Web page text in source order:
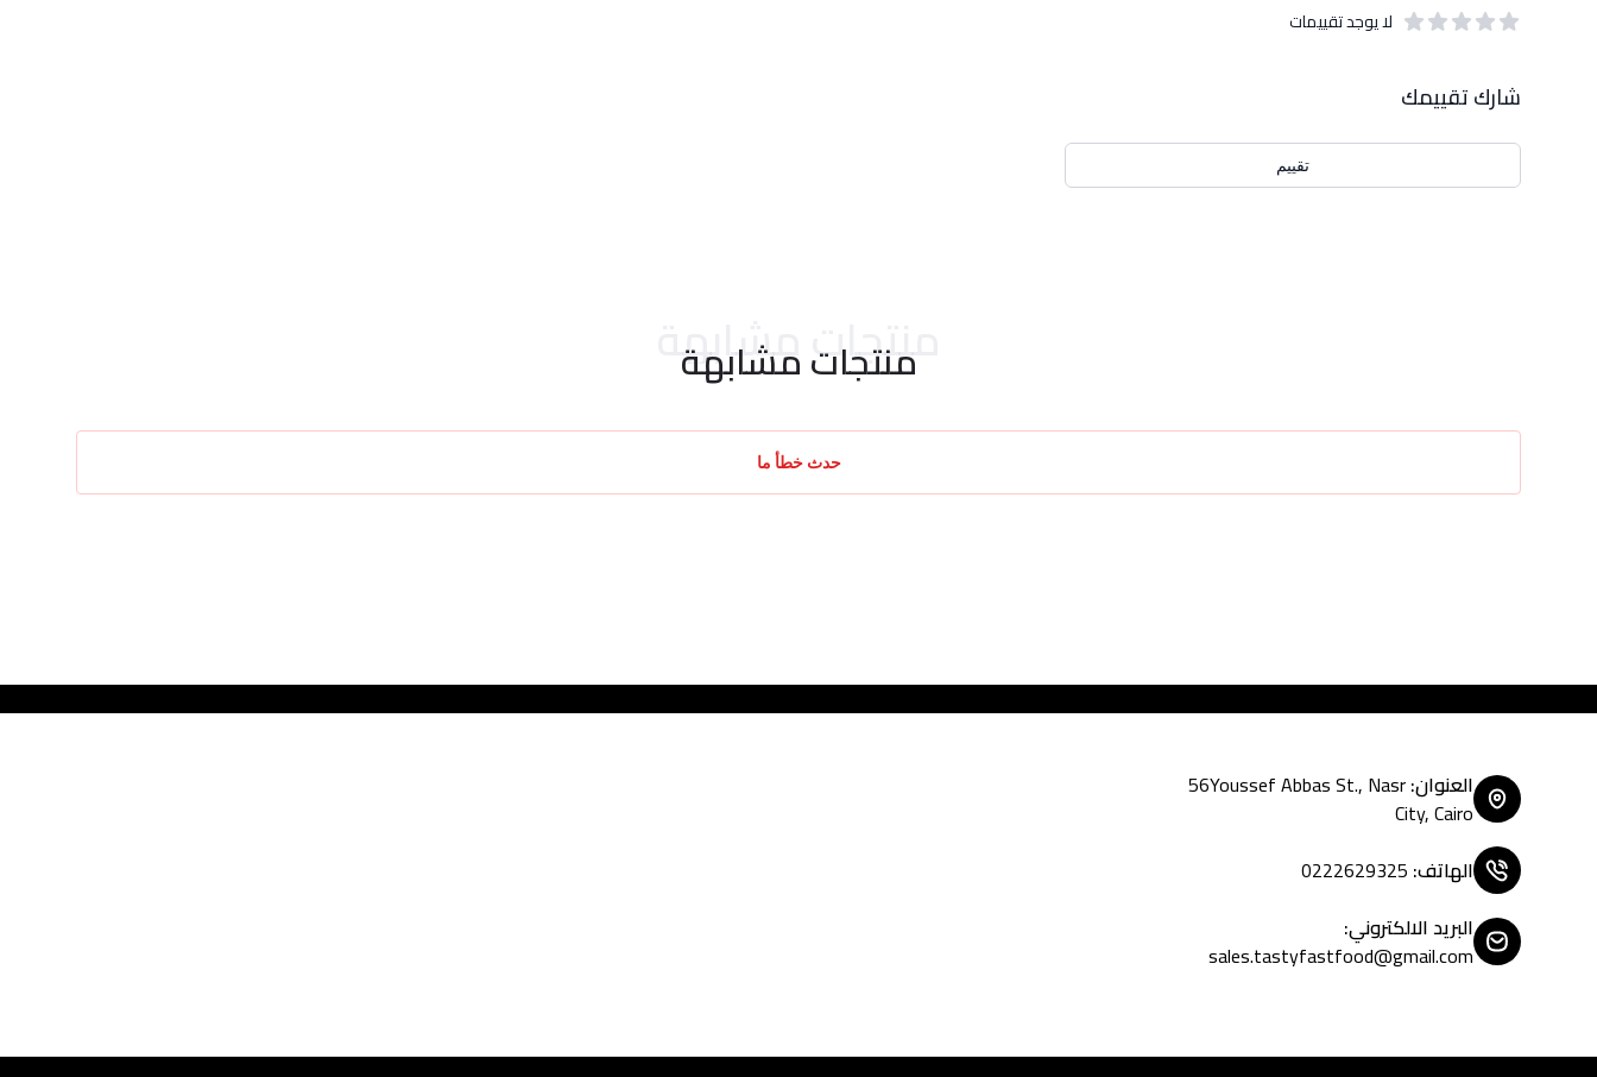
لا يوجد تقييمات
شارك تقييمك
تقييم
منتجات مشابهة
منتجات مشابهة
حدث خطأ ما
العنوان:
56Youssef Abbas St., Nasr
City, Cairo
الهاتف:
0222629325
البريد الالكتروني:
sales.tastyfastfood@gmail.com